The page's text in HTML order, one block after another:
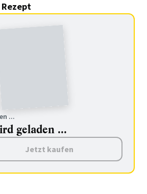
Rezept
...
geladen ...
Jetzt kaufen